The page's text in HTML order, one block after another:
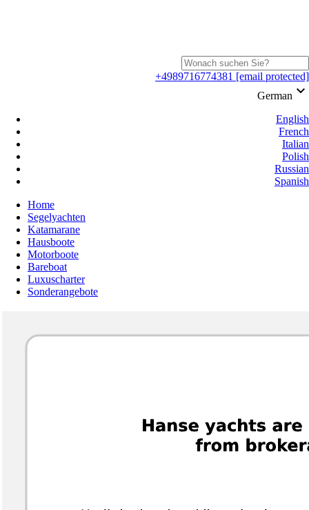
+4989716774381 [email protected]
German keyboard_arrow_down
English
French
Italian
Polish
Russian
Spanish
Home
Segelyachten
Katamarane
Hausboote
Motorboote
Bareboat
Luxuscharter
Sonderangebote